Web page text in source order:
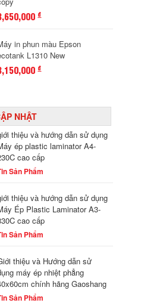
đ
in phun màu Epson
L1310 New
đ
NHẬT
thiệu và hướng dẫn sử dụng
ép plastic laminator A4-
cao cấp
Sản Phẩm
thiệu và hướng dẫn sử dụng
Ép Plastic Laminator A3-
cao cấp
Sản Phẩm
thiệu và Hướng dẫn sử
máy ép nhiệt phẳng
chính hãng Gaoshang
Sản Phẩm